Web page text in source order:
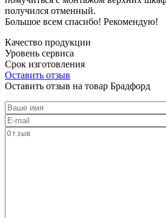
получился отменный.
Большое всем спасибо! Рекомендую!
Качество продукции
Уровень сервиса
Срок изготовления
Оставить отзыв
Оставить отзыв на товар Брадфорд